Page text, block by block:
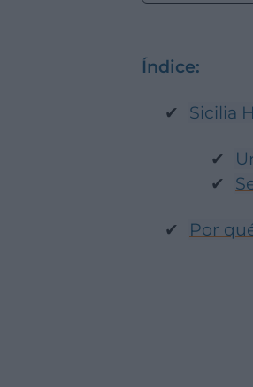
Índice:
Sicilia
Por